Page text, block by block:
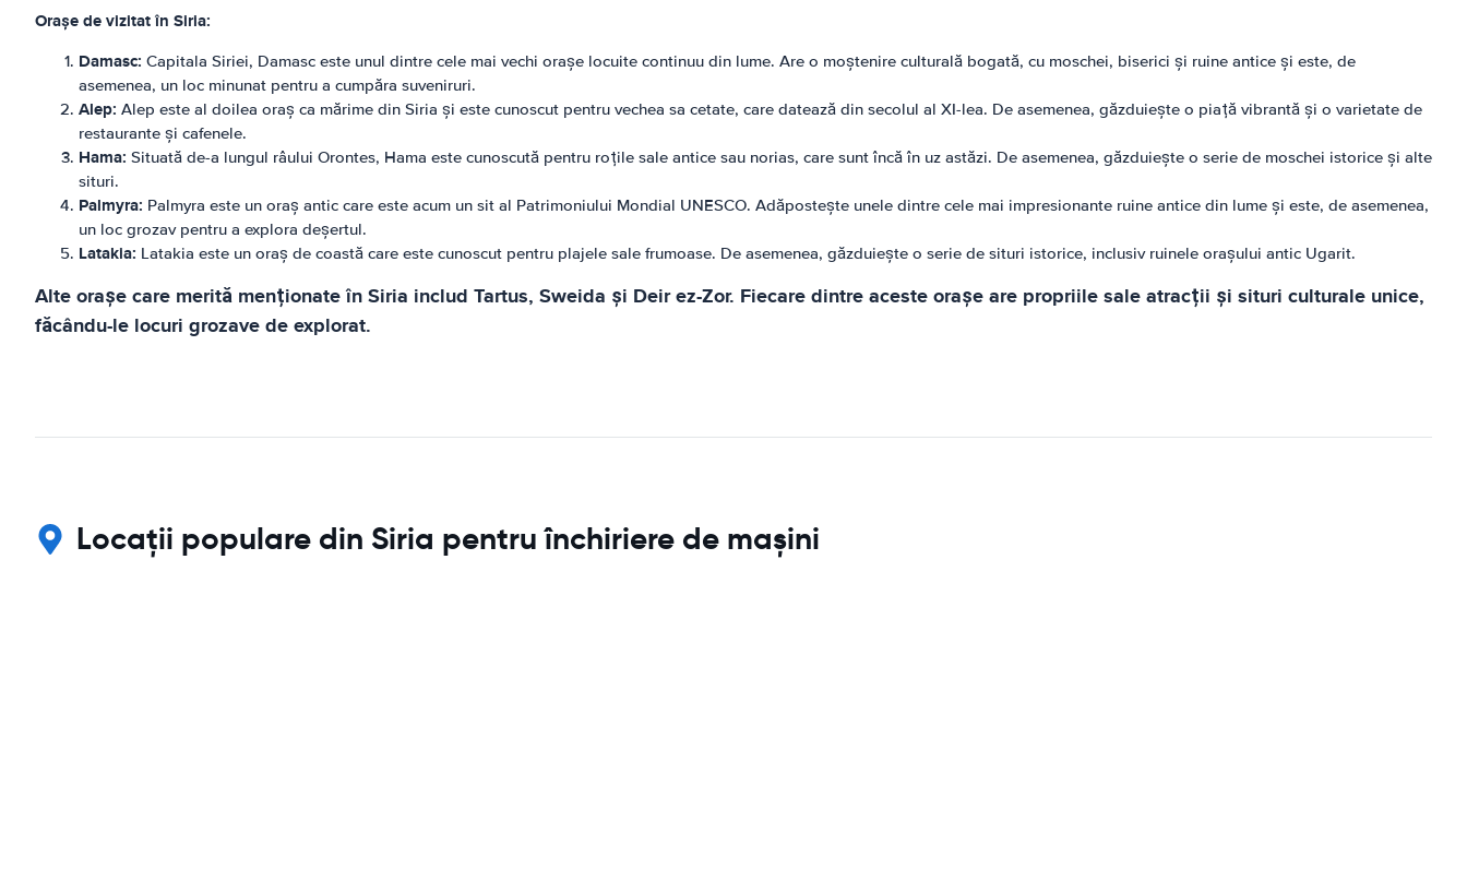
Orașe de vizitat în Siria:
Damasc: Capitala Siriei, Damasc este unul dintre cele mai vechi orașe locuite continuu din lume. Are o moștenire culturală bogată, cu moschei, biserici și ruine antice și este, de
asemenea, un loc minunat pentru a cumpăra suveniruri.
Alep: Alep este al doilea oraș ca mărime din Siria și este cunoscut pentru vechea sa cetate, care datează din secolul al XI-lea. De asemenea, găzduiește o piață vibrantă și o varietate de
restaurante și cafenele.
Hama: Situată de-a lungul râului Orontes, Hama este cunoscută pentru roțile sale antice sau norias, care sunt încă în uz astăzi. De asemenea, găzduiește o serie de moschei istorice și alte
situri.
Palmyra: Palmyra este un oraș antic care este acum un sit al Patrimoniului Mondial UNESCO. Adăpostește unele dintre cele mai impresionante ruine antice din lume și este, de asemenea,
un loc grozav pentru a explora deșertul.
Latakia: Latakia este un oraș de coastă care este cunoscut pentru plajele sale frumoase. De asemenea, găzduiește o serie de situri istorice, inclusiv ruinele orașului antic Ugarit.
Alte orașe care merită menționate în Siria includ Tartus, Sweida și Deir ez-Zor. Fiecare dintre aceste orașe are propriile sale atracții și situri culturale unice,
făcându-le locuri grozave de explorat.
Locații populare din Siria pentru închiriere de mașini